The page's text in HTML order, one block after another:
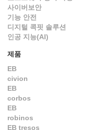
사이버보안
기능 안전
디지털 콕핏 솔루션
인공 지능(AI)
제품
EB
civion
EB
corbos
EB
robinos
EB tresos